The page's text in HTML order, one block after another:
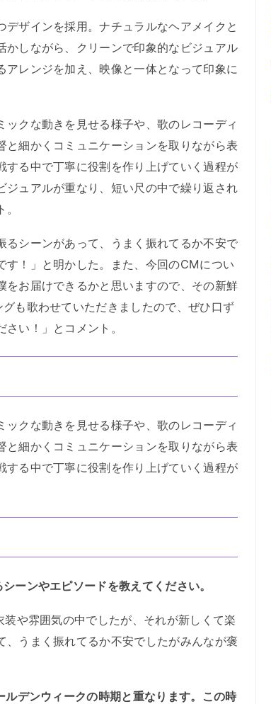
ザインを採用。ナチュラルなヘアメイクと
しながら、クリーンで印象的なビジュアル
レンジを加え、映像と一体となって印象に
クな動きを見せる様子や、歌のレコーディ
細かくコミュニケーションを取りながら表
る中で丁寧に役割を作り上げていく過程が
ュアルが重なり、短い尺の中で繰り返され
シーンがあって、うまく振れてるか不安で
す！」と明かした。また、今回のCMについ
お届けできるかと思いますので、その新鮮
も歌わせていただきましたので、ぜひ口ず
い！」とコメント。
クな動きを見せる様子や、歌のレコーディ
細かくコミュニケーションを取りながら表
る中で丁寧に役割を作り上げていく過程が
ンやエピソードを教えてください。
や雰囲気の中でしたが、それが新しくて楽
うまく振れてるか不安でしたがみんなが褒
デンウィークの時期と重なります。この時